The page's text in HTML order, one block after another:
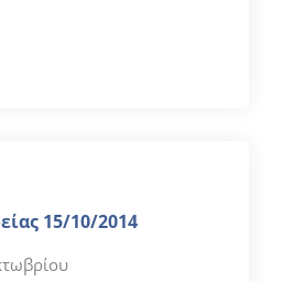
15/10/2014